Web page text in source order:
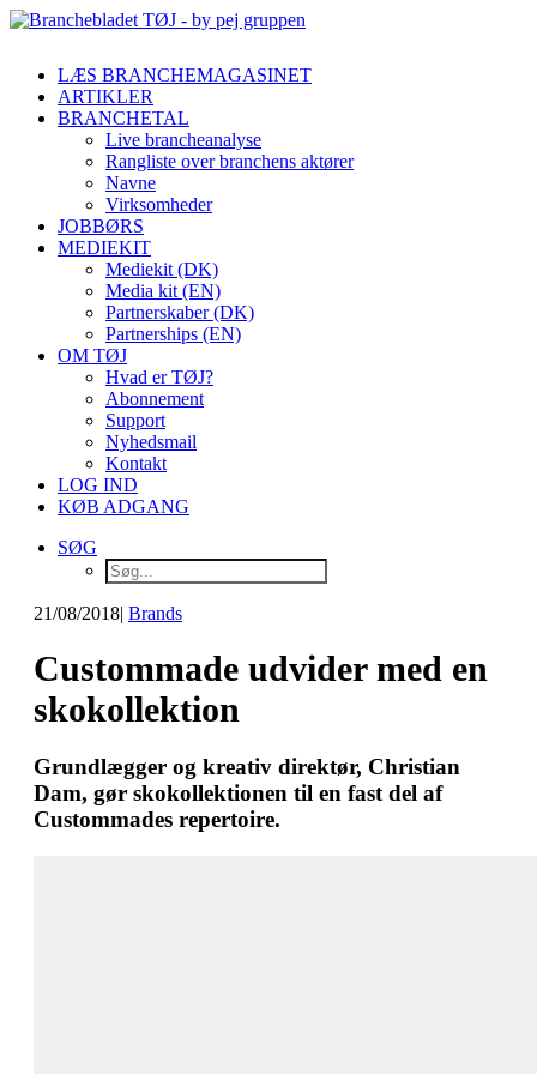
LÆS BRANCHEMAGASINET
ARTIKLER
BRANCHETAL
Live brancheanalyse
Rangliste over branchens aktører
Navne
Virksomheder
JOBBØRS
MEDIEKIT
Mediekit (DK)
Media kit (EN)
Partnerskaber (DK)
Partnerships (EN)
OM TØJ
Hvad er TØJ?
Abonnement
Support
Nyhedsmail
Kontakt
LOG IND
KØB ADGANG
SØG
21/08/2018| Brands
Custommade udvider med en
skokollektion
Grundlægger og kreativ direktør, Christian
Dam, gør skokollektionen til en fast del af
Custommades repertoire.